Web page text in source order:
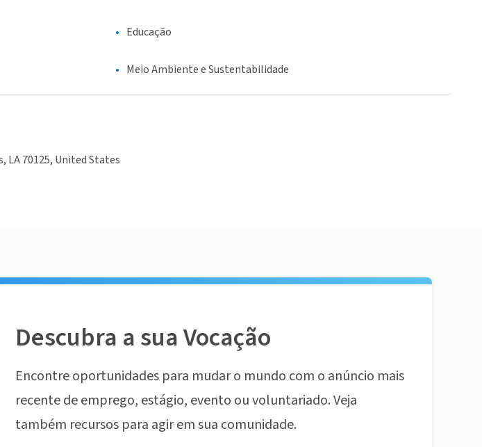
Educação
Meio Ambiente e Sustentabilidade
LA 70125, United States
Descubra a sua Vocação
Encontre oportunidades para mudar o mundo com o anúncio mais
recente de emprego, estágio, evento ou voluntariado. Veja
também recursos para agir em sua comunidade.